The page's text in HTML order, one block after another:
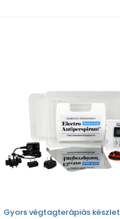
Gyors végtagterápiás készlet